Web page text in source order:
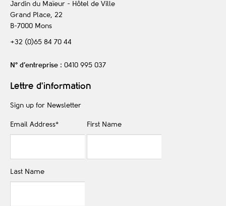
Jardin du Maïeur - Hôtel de Ville
Grand Place, 22
B-7000 Mons
+32 (0)65 84 70 44
N° d’entreprise : 0410 995 037
Lettre d'information
Sign up for Newsletter
Email Address* First Name
Last Name